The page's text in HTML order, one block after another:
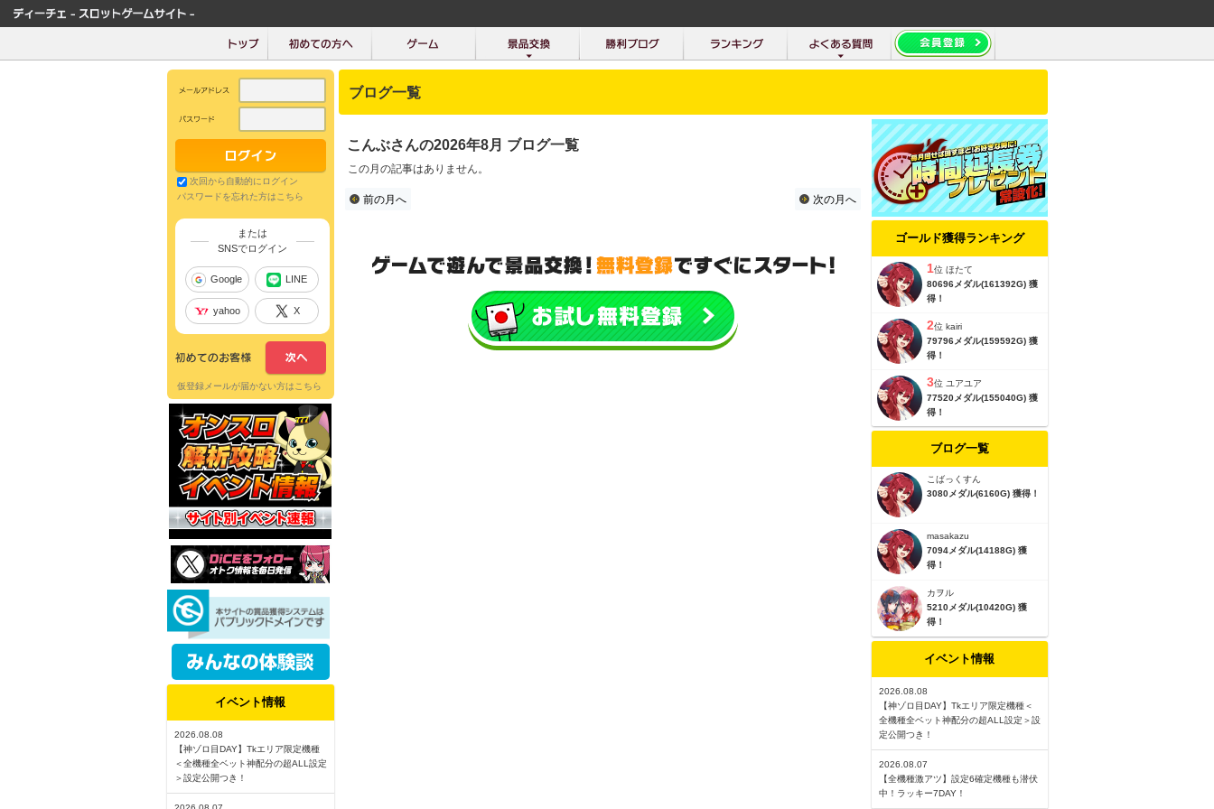
ブログ一覧
こんぶさんの2026年8月 ブログ一覧
この月の記事はありません。
前の月へ 次の月へ
ゴールド獲得ランキング
1位 ほたて
80696メダル(161392G) 獲
得！
2位 kairi
79796メダル(159592G) 獲
得！
3位 ユアユア
77520メダル(155040G) 獲
得！
ブログ一覧
こばっくすん
3080メダル(6160G) 獲得！
masakazu
7094メダル(14188G) 獲
得！
カヲル
5210メダル(10420G) 獲
得！
イベント情報
2026.08.08
【神ゾロ目DAY】Tkエリア限定機種＜
全機種全ベット神配分の超ALL設定＞設
定公開つき！
2026.08.07
【全機種激アツ】設定6確定機種も潜伏
中！ラッキー7DAY！
次回から自動的にログイン
パスワードを忘れた方はこちら
または
SNSでログイン
Google LINE
yahoo X
仮登録メールが届かない方はこちら
イベント情報
2026.08.08
【神ゾロ目DAY】Tkエリア限定機種
＜全機種全ベット神配分の超ALL設定
＞設定公開つき！